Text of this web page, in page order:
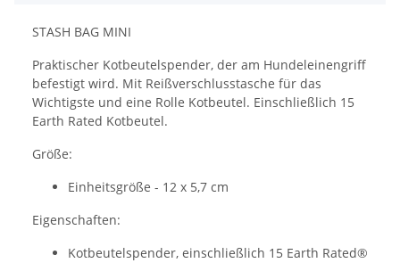
STASH BAG MINI
Praktischer Kotbeutelspender, der am Hundeleinengriff
befestigt wird. Mit Reißverschlusstasche für das
Wichtigste und eine Rolle Kotbeutel. Einschließlich 15
Earth Rated Kotbeutel.
Größe:
Einheitsgröße - 12 x 5,7 cm
Eigenschaften:
Kotbeutelspender, einschließlich 15 Earth Rated®